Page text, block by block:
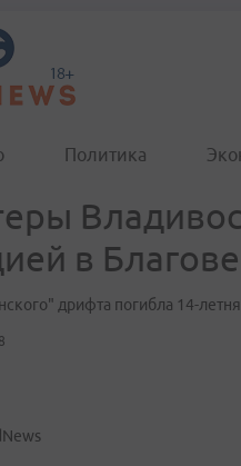
Политика
в
дрифта погибла 14-